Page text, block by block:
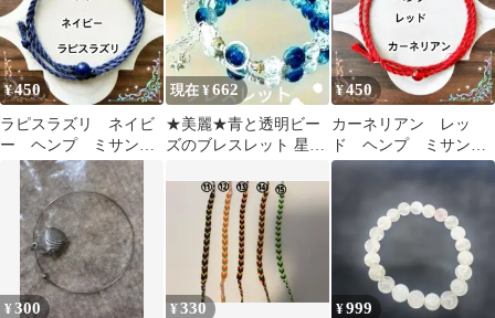
¥450
ラピスラズリ ネイビ
ー ヘンプ ミサン
ガ ブレスレット ア
ンクレット
現在 ¥662
★美麗★青と透明ビー
ズのブレスレット 星型
¥450
カーネリアン レッ
ド ヘンプ ミサン
ガ ブレスレット ア
ンクレット
¥300 ¥330 ¥999